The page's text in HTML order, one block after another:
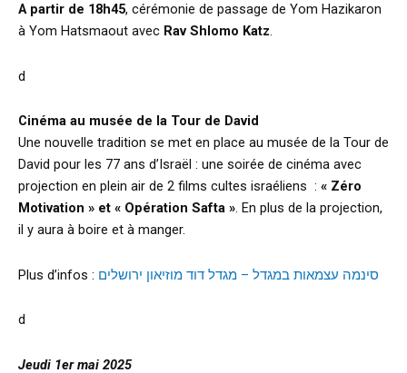
A partir de 18h45, cérémonie de passage de Yom Hazikaron
à Yom Hatsmaout avec Rav Shlomo Katz.
d
Cinéma au musée de la Tour de David
Une nouvelle tradition se met en place au musée de la Tour de
David pour les 77 ans d’Israël : une soirée de cinéma avec
projection en plein air de 2 films cultes israéliens : « Zéro
Motivation » et « Opération Safta ». En plus de la projection,
il y aura à boire et à manger.
Plus d’infos : סינמה עצמאות במגדל – מגדל דוד מוזיאון ירושלים
d
Jeudi 1er mai 2025